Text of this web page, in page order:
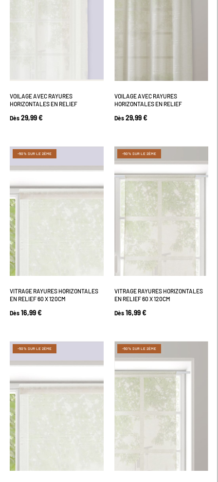
VOILAGE AVEC RAYURES
HORIZONTALES EN RELIEF
Dès 29,99 €
VOILAGE AVEC RAYURES
HORIZONTALES EN RELIEF
Dès 29,99 €
-50% SUR LE 2ÈME
VITRAGE RAYURES HORIZONTALES
EN RELIEF 60 X 120CM
Dès 16,99 €
-50% SUR LE 2ÈME
VITRAGE RAYURES HORIZONTALES
EN RELIEF 60 X 120CM
Dès 16,99 €
-50% SUR LE 2ÈME -50% SUR LE 2ÈME